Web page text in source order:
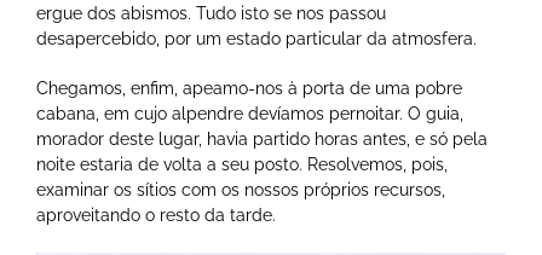
ergue dos abismos. Tudo isto se nos passou
desapercebido, por um estado particular da atmosfera.
Chegamos, enfim, apeamo-nos à porta de uma pobre
cabana, em cujo alpendre devíamos pernoitar. O guia,
morador deste lugar, havia partido horas antes, e só pela
noite estaria de volta a seu posto. Resolvemos, pois,
examinar os sítios com os nossos próprios recursos,
aproveitando o resto da tarde.